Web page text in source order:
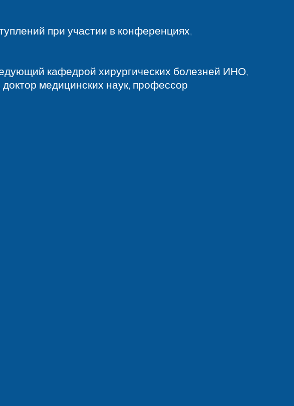
при участии в конференциях,
кафедрой хирургических болезней ИНО,
медицинских наук, профессор